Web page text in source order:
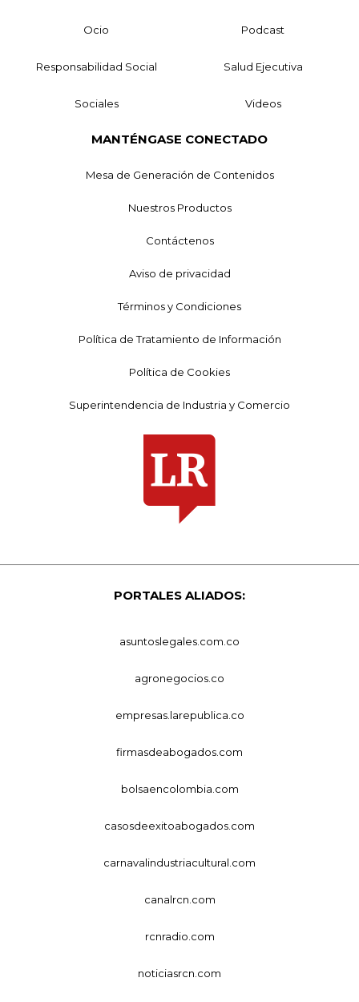
Ocio Podcast
Responsabilidad Social Salud Ejecutiva
Sociales Videos
MANTÉNGASE CONECTADO
Mesa de Generación de Contenidos
Nuestros Productos
Contáctenos
Aviso de privacidad
Términos y Condiciones
Política de Tratamiento de Información
Política de Cookies
Superintendencia de Industria y Comercio
PORTALES ALIADOS:
asuntoslegales.com.co
agronegocios.co
empresas.larepublica.co
firmasdeabogados.com
bolsaencolombia.com
casosdeexitoabogados.com
carnavalindustriacultural.com
canalrcn.com
rcnradio.com
noticiasrcn.com